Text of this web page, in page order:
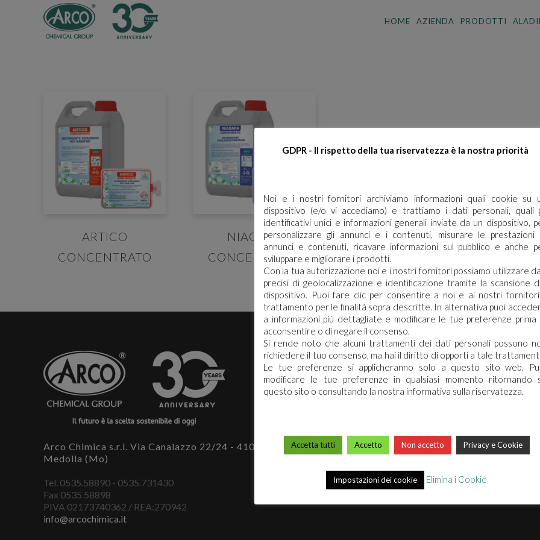
HOME AZIENDA PRODOTTI
ARTICO
CONCENTRATO
NIAGARA
CONCENTRATO
Arco Chimica s.r.l. Via Canalazzo 22/24 - 41036
Medolla (Mo)
Tel. 0535.58890 - 0535.731430
Fax 0535 58898
PIVA 02173740362 / REA:270942
info@arcochimica.it
ARCO CHIMICA
Chi siamo
Video
Eventi & News
GDPR - Il rispetto della tua riservatezza è la nostra priorità
Noi e i nostri fornitori archiviamo informazioni quali cookie su
dispositivo (e/o vi accediamo) e trattiamo i dati personali, quali
identificativi unici e informazioni generali inviate da un dispositivo,
personalizzare gli annunci e i contenuti, misurare le prestazioni
annunci e contenuti, ricavare informazioni sul pubblico e anche
sviluppare e migliorare i prodotti.
Con la tua autorizzazione noi e i nostri fornitori possiamo utilizzare
precisi di geolocalizzazione e identificazione tramite la scansione
dispositivo. Puoi fare clic per consentire a noi e ai nostri
trattamento per le finalità sopra descritte. In alternativa puoi
a informazioni più dettagliate e modificare le tue preferenze prima
acconsentire o di negare il consenso.
Si rende noto che alcuni trattamenti dei dati personali possono
richiedere il tuo consenso, ma hai il diritto di opporti a tale
Le tue preferenze si applicheranno solo a questo sito web.
modificare le tue preferenze in qualsiasi momento ritornando
questo sito o consultando la nostra informativa sulla riservatezza.
Accetta tutti Accetto Non accetto Privacy e Cookie
Impostazioni dei cookie Elimina i Cookie
E' necessario effettuare il login
Per scaricare le schede di sicurezza e le schede tecniche è necessario
accedere al portale. Se ancora non hai un account puoi effettuare la
registrazione del tuo profilo e ottenere le credenziali di accesso.
ACCEDI O REGISTRATI